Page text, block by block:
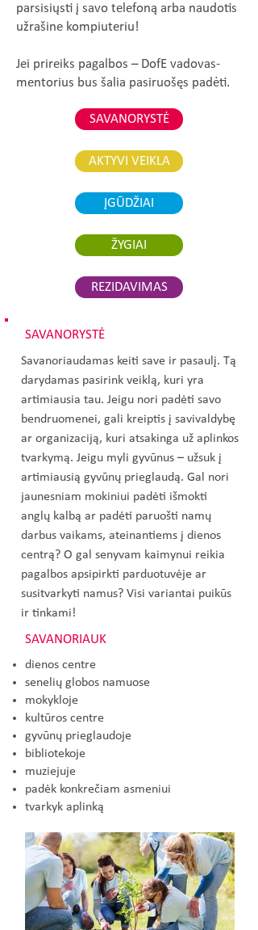
parsisiųsti į savo telefoną arba naudotis
užrašine kompiuteriu!
Jei prireiks pagalbos – DofE vadovas-
mentorius bus šalia pasiruošęs padėti.
SAVANORYSTĖ
AKTYVI VEIKLA
ĮGŪDŽIAI
ŽYGIAI
REZIDAVIMAS
SAVANORYSTĖ
Savanoriaudamas keiti save ir pasaulį. Tą
darydamas pasirink veiklą, kuri yra
artimiausia tau. Jeigu nori padėti savo
bendruomenei, gali kreiptis į savivaldybę
ar organizaciją, kuri atsakinga už aplinkos
tvarkymą. Jeigu myli gyvūnus – užsuk į
artimiausią gyvūnų prieglaudą. Gal nori
jaunesniam mokiniui padėti išmokti
anglų kalbą ar padėti paruošti namų
darbus vaikams, ateinantiems į dienos
centrą? O gal senyvam kaimynui reikia
pagalbos apsipirkti parduotuvėje ar
susitvarkyti namus? Visi variantai puikūs
ir tinkami!
SAVANORIAUK
dienos centre
senelių globos namuose
mokykloje
kultūros centre
gyvūnų prieglaudoje
bibliotekoje
muziejuje
padėk konkrečiam asmeniui
tvarkyk aplinką